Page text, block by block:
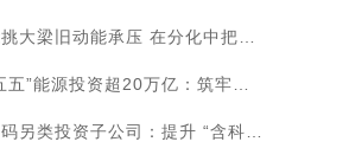
旧动能承压 在分化中把握转型机遇
资超20万亿：筑牢安全底盘，激活绿色引擎
子公司：提升 “含科量” 打造科创金融转型新路径